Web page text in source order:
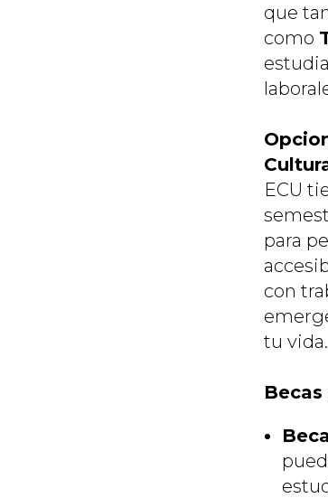
que
como
ECU
para
con
tu vida.